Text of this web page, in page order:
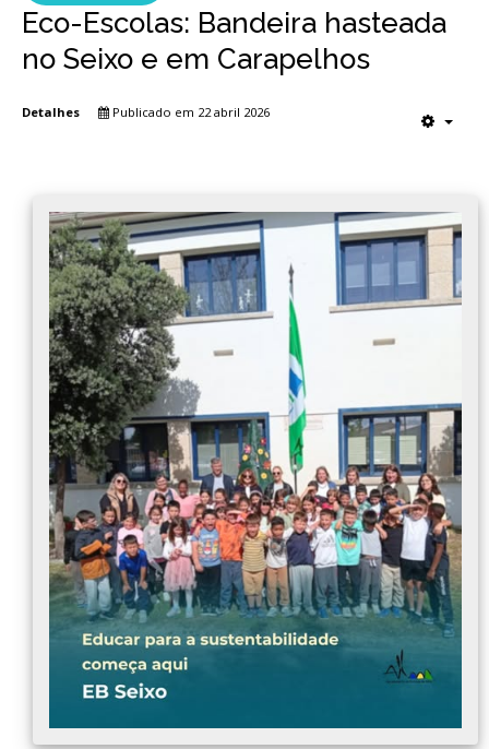
Eco-Escolas: Bandeira hasteada
no Seixo e em Carapelhos
Detalhes Publicado em 22 abril 2026